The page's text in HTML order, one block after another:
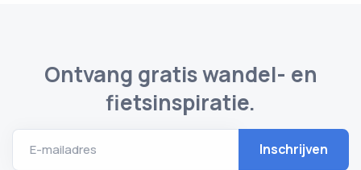
Ontvang gratis wandel- en
fietsinspiratie.
E-mailadres